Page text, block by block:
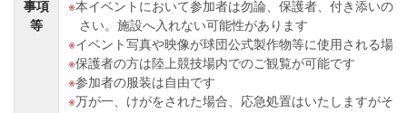
事項
等
本イベントにおいて参加者は勿論、保護者、付き添いの
さい。施設へ入れない可能性があります
イベント写真や映像が球団公式製作物等に使用される場
保護者の方は陸上競技場内でのご観覧が可能です
参加者の服装は自由です
万が一、けがをされた場合、応急処置はいたしますがそ